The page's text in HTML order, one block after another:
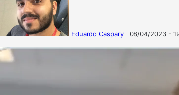
Eduardo Caspary
on
um
08/04/2023 -